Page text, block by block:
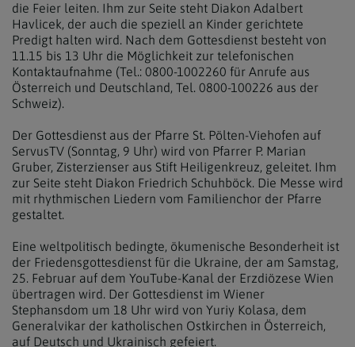
die Feier leiten. Ihm zur Seite steht Diakon Adalbert
Havlicek, der auch die speziell an Kinder gerichtete
Predigt halten wird. Nach dem Gottesdienst besteht von
11.15 bis 13 Uhr die Möglichkeit zur telefonischen
Kontaktaufnahme (Tel.: 0800-1002260 für Anrufe aus
Österreich und Deutschland, Tel. 0800-100226 aus der
Schweiz).
Der Gottesdienst aus der Pfarre St. Pölten-Viehofen auf
ServusTV (Sonntag, 9 Uhr) wird von Pfarrer P. Marian
Gruber, Zisterzienser aus Stift Heiligenkreuz, geleitet. Ihm
zur Seite steht Diakon Friedrich Schuhböck. Die Messe wird
mit rhythmischen Liedern vom Familienchor der Pfarre
gestaltet.
Eine weltpolitisch bedingte, ökumenische Besonderheit ist
der Friedensgottesdienst für die Ukraine, der am Samstag,
25. Februar auf dem YouTube-Kanal der Erzdiözese Wien
übertragen wird. Der Gottesdienst im Wiener
Stephansdom um 18 Uhr wird von Yuriy Kolasa, dem
Generalvikar der katholischen Ostkirchen in Österreich,
auf Deutsch und Ukrainisch gefeiert.